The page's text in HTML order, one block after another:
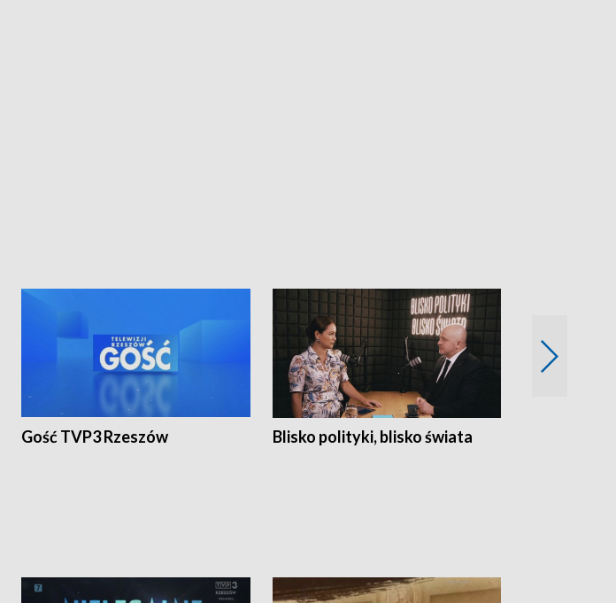
Gość TVP3 Rzeszów Blisko polityki, blisko świata